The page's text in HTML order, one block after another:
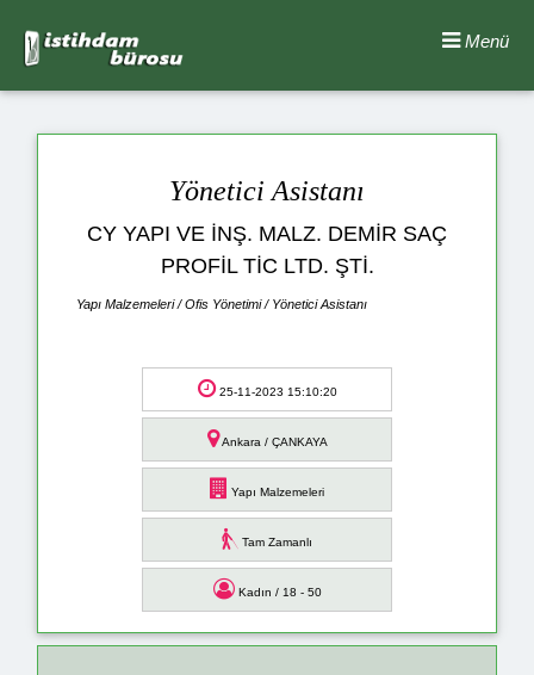
Menü
Yönetici Asistanı
CY YAPI VE İNŞ. MALZ. DEMİR SAÇ
PROFİL TİC LTD. ŞTİ.
Yapı Malzemeleri / Ofis Yönetimi / Yönetici Asistanı
25-11-2023 15:10:20
Ankara / ÇANKAYA
Yapı Malzemeleri
Tam Zamanlı
Kadın / 18 - 50